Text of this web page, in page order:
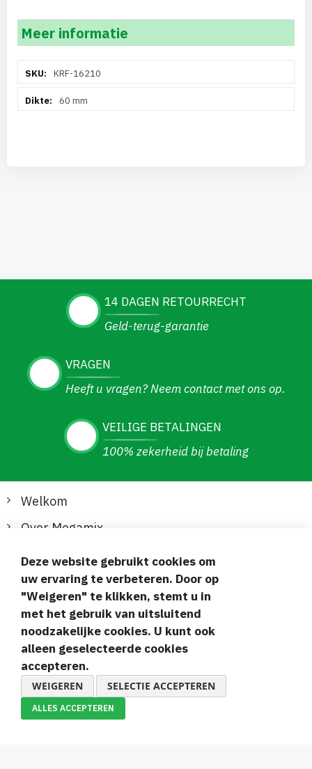
Meer informatie
informatieKRF-16210
60 mm
14 DAGEN RETOURRECHT
Geld-terug-garantie
VRAGEN
Heeft u vragen? Neem contact met ons op.
VEILIGE BETALINGEN
100% zekerheid bij betaling
Welkom
Over Megamix
Informatie
Klantenservice
Veilige en gemakkelijke betalingen
Deze website gebruikt cookies om
uw ervaring te verbeteren. Door op
"Weigeren" te klikken, stemt u in
met het gebruik van uitsluitend
noodzakelijke cookies. U kunt ook
alleen geselecteerde cookies
accepteren.
WEIGEREN SELECTIE ACCEPTEREN
ALLES ACCEPTEREN